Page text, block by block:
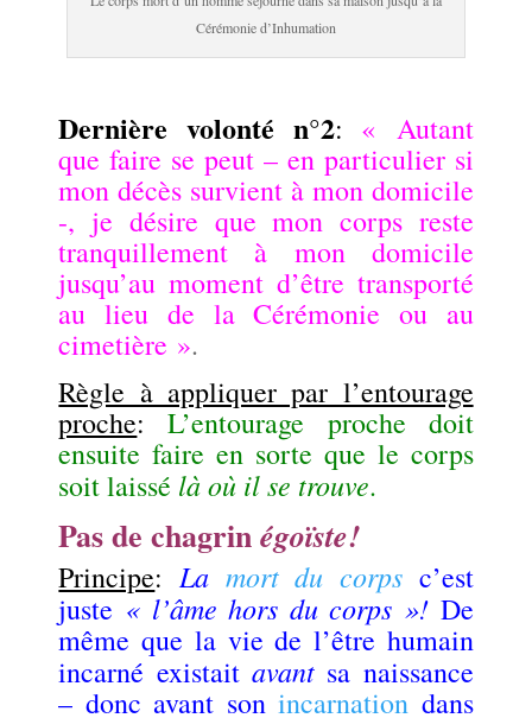
Cérémonie d’Inhumation
Dernière volonté n°2: « Autant
que faire se peut – en particulier si
mon décès survient à mon domicile
-, je désire que mon corps reste
tranquillement à mon domicile
jusqu’au moment d’être transporté
au lieu de la Cérémonie ou au
cimetière ».
Règle à appliquer par l’entourage
proche:
L’entourage proche doit
ensuite faire en sorte que le corps
soit laissé là où il se trouve.
Pas de chagrinégoïste!
Principe:La mort du corpsc’est
juste « l’âme hors du corps »! De
même que la vie de l’être humain
incarné existait avant sa naissance
– donc avant sonincarnation dans